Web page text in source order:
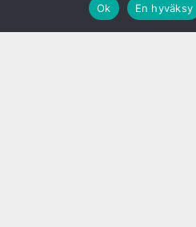
Ok
En hyväksy